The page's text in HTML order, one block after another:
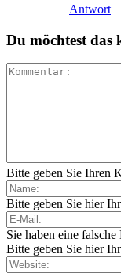
Antwort
Du möchtest das
Bitte geben Sie Ihren
Bitte geben Sie hier
Sie haben eine
Bitte geben Sie hier